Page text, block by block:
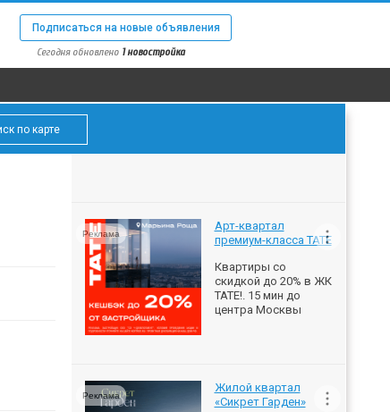
Подписаться на новые объявления
Сегодня обновлено 1 новостройка
по карте
Арт-квартал
премиум-класса ТАТЕ
Квартиры со
скидкой до 20% в ЖК
ТАТЕ!. 15 мин до
центра Москвы
Реклама
Жилой квартал
«Сикрет Гарден»
Реклама